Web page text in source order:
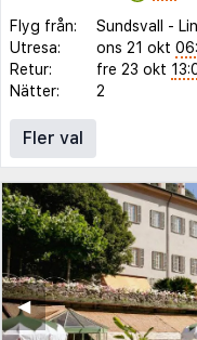
Flyg från: Sundsvall -
Utresa:
ons 21 okt
Retur:
fre 23 okt
Nätter:
2
Fler val
◀︎